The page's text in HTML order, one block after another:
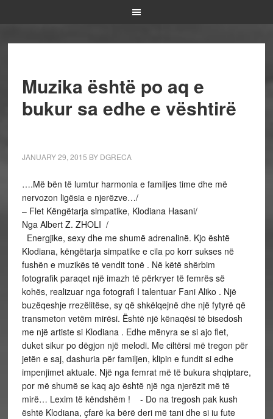
Muzika është po aq e
bukur sa edhe e vështirë
JANUARY 29, 2015 BY DGRECA
….Më bën të lumtur harmonia e familjes time dhe më
nervozon ligësia e njerëzve…/
– Flet Këngëtarja simpatike, Klodiana Hasani/
Nga Albert Z. ZHOLI /
Energjike, sexy dhe me shumë adrenalinë. Kjo është
Klodiana, këngëtarja simpatike e cila po korr sukses në
fushën e muzikës të vendit tonë . Në këtë shërbim
fotografik paraqet një imazh të përkryer të femrës së
kohës, realizuar nga fotografi I talentuar Fani Aliko . Një
buzëqeshje rrezëlitëse, sy që shkëlqejnë dhe një fytyrë që
transmeton vetëm mirësi. Është një kënaqësi të bisedosh
me një artiste si Klodiana . Edhe mënyra se si ajo flet,
duket sikur po dëgjon një melodi. Me ciltërsi më tregon për
jetën e saj, dashuria për familjen, klipin e fundit si edhe
impenjimet aktuale. Një nga femrat më të bukura shqiptare,
por më shumë se kaq ajo është një nga njerëzit më të
mirë… Lexim të këndshëm ! - Do na tregosh pak kush
është Klodiana, çfarë ka bërë deri më tani dhe si iu fute